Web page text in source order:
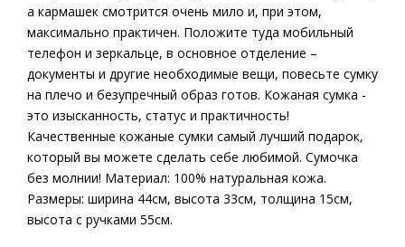
а кармашек смотрится очень мило и, при этом,
максимально практичен. Положите туда мобильный
телефон и зеркальце, в основное отделение –
документы и другие необходимые вещи, повесьте сумку
на плечо и безупречный образ готов. Кожаная сумка -
это изысканность, статус и практичность!
Качественные кожаные сумки самый лучший подарок,
который вы можете сделать себе любимой. Сумочка
без молнии! Материал: 100% натуральная кожа.
Размеры: ширина 44см, высота 33см, толщина 15см,
высота с ручками 55см.